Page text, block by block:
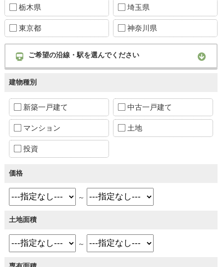
栃木県 埼玉県
東京都 神奈川県
ご希望の沿線・駅を選んでください
建物種別
新築一戸建て 中古一戸建て
マンション 土地
投資
価格
～
土地面積
～